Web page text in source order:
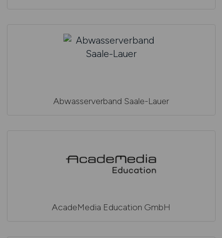
Abwasserverband Saale-Lauer
AcadeMedia Education GmbH